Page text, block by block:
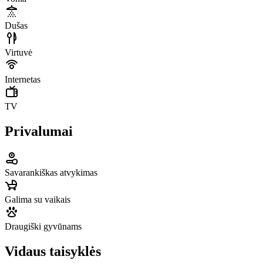
Dušas
Virtuvė
Internetas
TV
Privalumai
Savarankiškas atvykimas
Galima su vaikais
Draugiški gyvūnams
Vidaus taisyklės